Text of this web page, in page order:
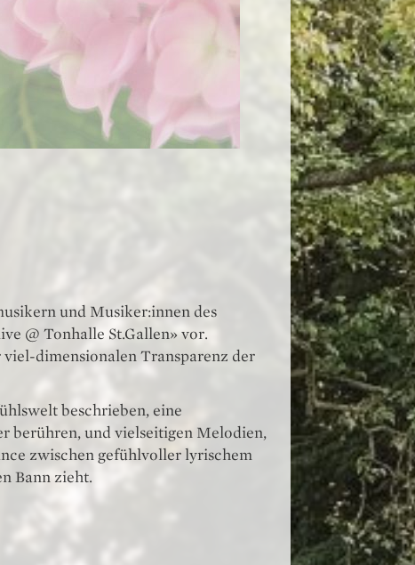
und Musiker:innen des
@ Tonhalle St.Gallen» vor.
dimensionalen Transparenz der
beschrieben, eine
berühren, und vielseitigen Melodien,
zwischen gefühlvoller lyrischem
Bann zieht.